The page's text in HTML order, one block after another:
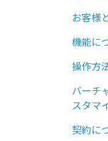
お客様
機能に
操作方
バーチ
スタマ
契約に